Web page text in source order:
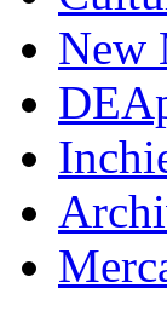
New